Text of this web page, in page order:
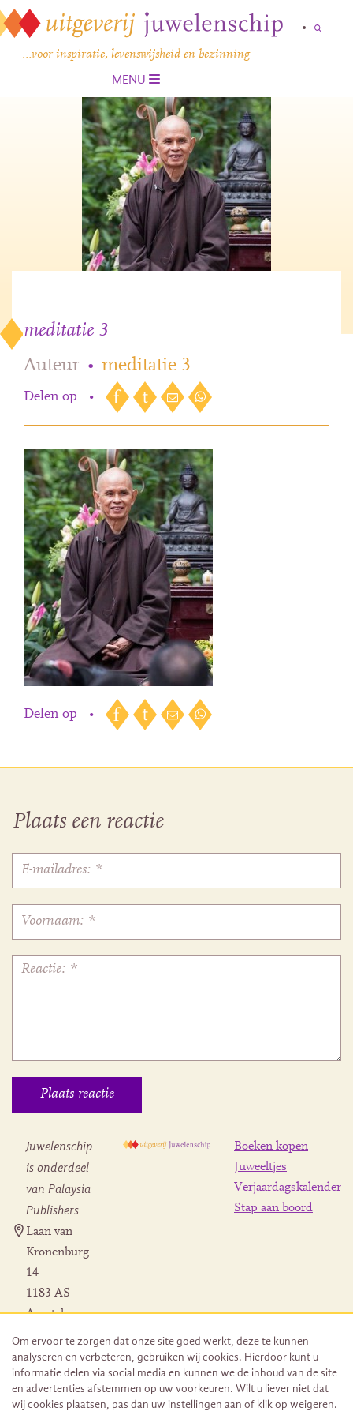
…voor inspiratie, levenswijsheid en bezinning
MENU
meditatie 3
Auteur • meditatie 3
Delen op •
Delen op •
Plaats een reactie
Juwelenschip
is onderdeel
van Palaysia
Publishers
Laan van
Kronenburg
14
1183 AS
Amstelveen
Herroeping
bestelling
Boeken kopen
Juweeltjes
Verjaardagskalender
Stap aan boord
Om ervoor te zorgen dat onze site goed werkt, deze te kunnen
analyseren en verbeteren, gebruiken wij cookies. Hierdoor kunt u
informatie delen via social media en kunnen we de inhoud van de site
en advertenties afstemmen op uw voorkeuren. Wilt u liever niet dat
wij cookies plaatsen, pas dan uw instellingen aan of klik op weigeren.